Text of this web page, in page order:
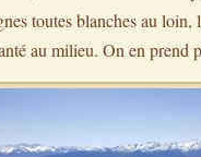
toutes blanches au
au milieu. On en prend